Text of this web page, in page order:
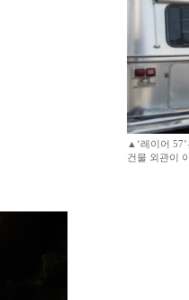
▲‘레이어
건물 외관이